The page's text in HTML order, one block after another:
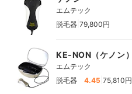
エムテック
脱毛器 79,800円
KE-NON（ケノン）
エムテック
脱毛器
4.45 75,810円